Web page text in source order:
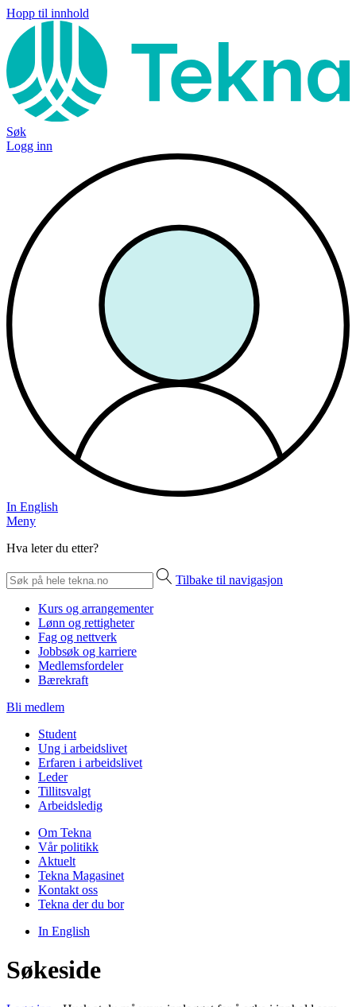
Hopp til innhold
Søk
Logg inn
In English
Meny
Hva leter du etter?
Tilbake til navigasjon
Kurs og arrangementer
Lønn og rettigheter
Fag og nettverk
Jobbsøk og karriere
Medlemsfordeler
Bærekraft
Bli medlem
Student
Ung i arbeidslivet
Erfaren i arbeidslivet
Leder
Tillitsvalgt
Arbeidsledig
Om Tekna
Vår politikk
Aktuelt
Tekna Magasinet
Kontakt oss
Tekna der du bor
In English
Søkeside